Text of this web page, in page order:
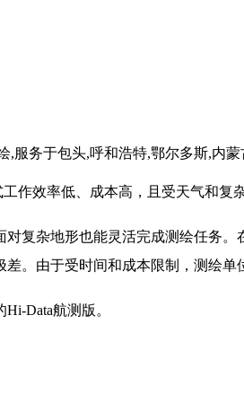
服务于包头,呼和浩特,鄂尔多斯,内
效率低、成本高，且受天气和复
复杂地形也能灵活完成测绘任务
。由于受时间和成本限制，测绘单
Data航测版。